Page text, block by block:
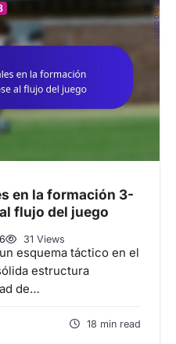
en la formación 3-
flujo del juego
31 Views
esquema táctico en el
estructura
de…
18 min read